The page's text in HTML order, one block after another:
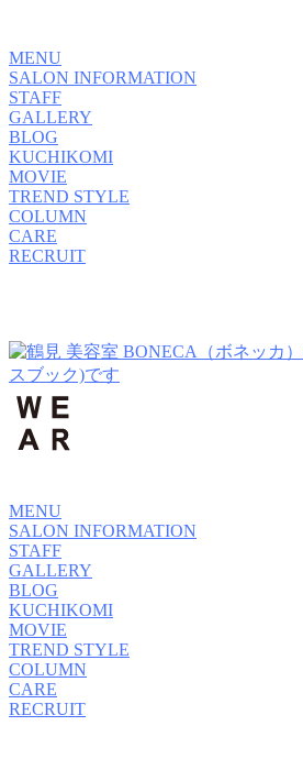
MENU
SALON INFORMATION
STAFF
GALLERY
BLOG
KUCHIKOMI
MOVIE
TREND STYLE
COLUMN
CARE
RECRUIT
MENU
SALON INFORMATION
STAFF
GALLERY
BLOG
KUCHIKOMI
MOVIE
TREND STYLE
COLUMN
CARE
RECRUIT